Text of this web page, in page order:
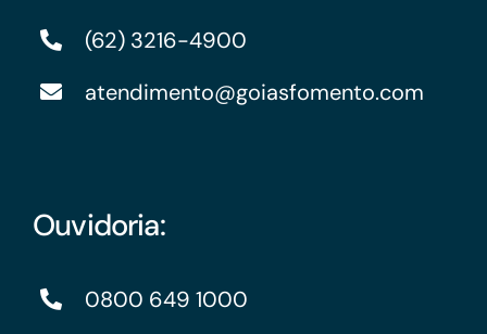
(62) 3216-4900
atendimento@goiasfomento.com
Ouvidoria:
0800 649 1000